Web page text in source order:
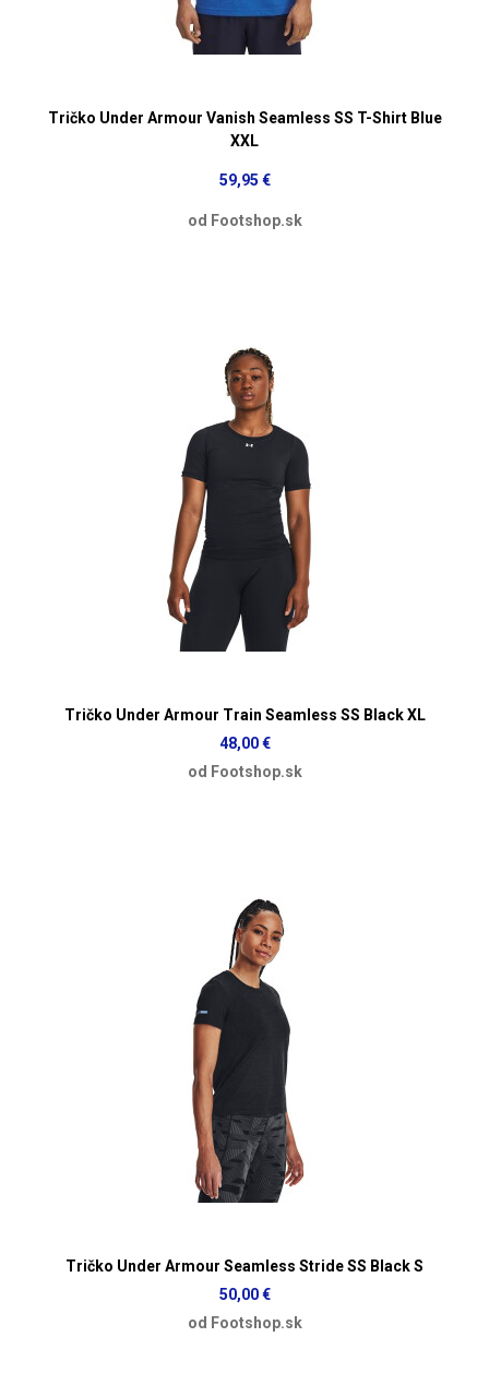
Tričko Under Armour Vanish Seamless SS T-Shirt Blue
XXL
59,95 €
od Footshop.sk
Tričko Under Armour Train Seamless SS Black XL
48,00 €
od Footshop.sk
Tričko Under Armour Seamless Stride SS Black S
50,00 €
od Footshop.sk